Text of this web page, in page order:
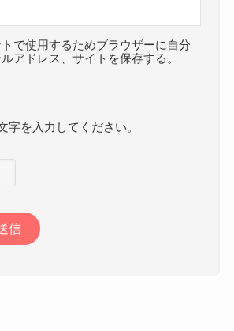
で使用するためブラウザーに自分
アドレス、サイトを保存する。
字を入力してください。